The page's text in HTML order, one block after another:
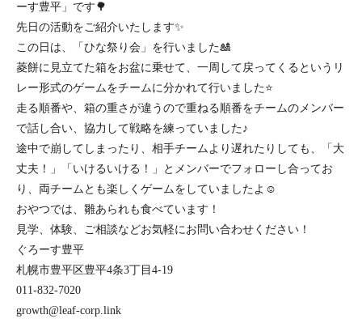
ーす豊平」です🌳
先日の活動をご紹介いたします✨
この日は、「ひな祭り会」を行いました🎎
菱餅に見立てた箱をお盆に乗せて、一周して戻ってくるというリ
レー形式のゲームをチームに分かれて行いました⭐️
走る順番や、箱の重さが違うので重ねる順番をチームのメンバー
で話し合い、協力して戦略を練っていました♪
途中で崩してしまったり、相手チームより遅れたりしても、「大
丈夫！」「いけるいける！」とメンバーでフォローし合ってお
り、両チームとも楽しくゲームをしていましたよ☺️
おやつでは、雛あられも食べています！
見学、体験、ご相談などお気軽にお問い合わせください！
ぐろーす豊平
札幌市豊平区豊平4条3丁目4-19
011-832-7020
growth@leaf-corp.link